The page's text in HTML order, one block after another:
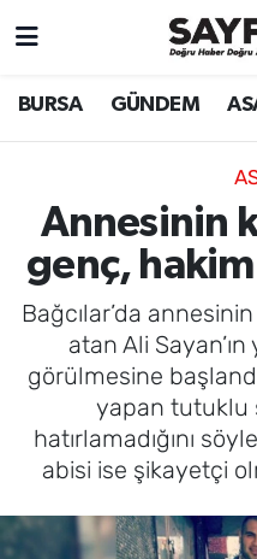
BURSA GÜNDEM
Annesinin
genç, hakim
Bağcılar’da
atan Ali Sayan’ın
görülmesine
yapan tutuklu
hatırlamadığını
abisi ise şikayetçi
ÖZEL HABER
MAGAZİN
BİLİM
DÜNYA
TEKNOLOJİ
SPOR
EĞİTİM
Hava Durumu
TFF 2.Lig Beyaz
Tüm Manşetler
Son Dakika
Haber Arşivi